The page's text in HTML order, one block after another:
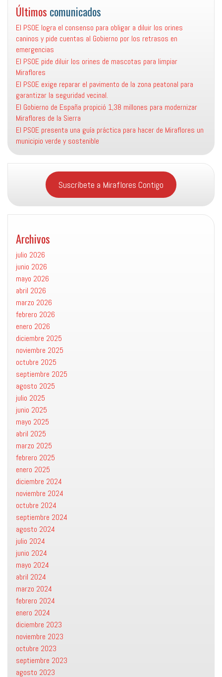
Últimos comunicados
El PSOE logra el consenso para obligar a diluir los orines
caninos y pide cuentas al Gobierno por los retrasos en
emergencias
El PSOE pide diluir los orines de mascotas para limpiar
Miraflores
El PSOE exige reparar el pavimento de la zona peatonal para
garantizar la seguridad vecinal.
El Gobierno de España propició 1,38 millones para modernizar
Miraflores de la Sierra
El PSOE presenta una guía práctica para hacer de Miraflores un
municipio verde y sostenible
Suscríbete a Miraflores Contigo
Archivos
julio 2026
junio 2026
mayo 2026
abril 2026
marzo 2026
febrero 2026
enero 2026
diciembre 2025
noviembre 2025
octubre 2025
septiembre 2025
agosto 2025
julio 2025
junio 2025
mayo 2025
abril 2025
marzo 2025
febrero 2025
enero 2025
diciembre 2024
noviembre 2024
octubre 2024
septiembre 2024
agosto 2024
julio 2024
junio 2024
mayo 2024
abril 2024
marzo 2024
febrero 2024
enero 2024
diciembre 2023
noviembre 2023
octubre 2023
septiembre 2023
agosto 2023